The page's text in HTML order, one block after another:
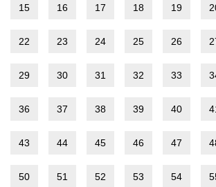
15 16 17 18 19
22 23 24 25 26
29 30 31 32 33
36 37 38 39 40
43 44 45 46 47
50 51 52 53 54